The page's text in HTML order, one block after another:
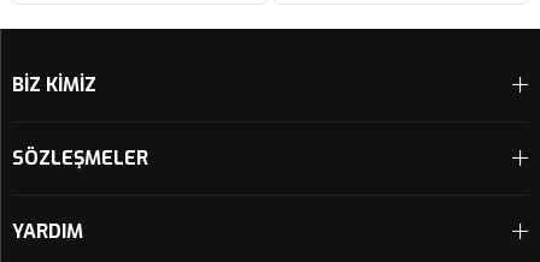
BİZ KİMİZ
SÖZLEŞMELER
YARDIM